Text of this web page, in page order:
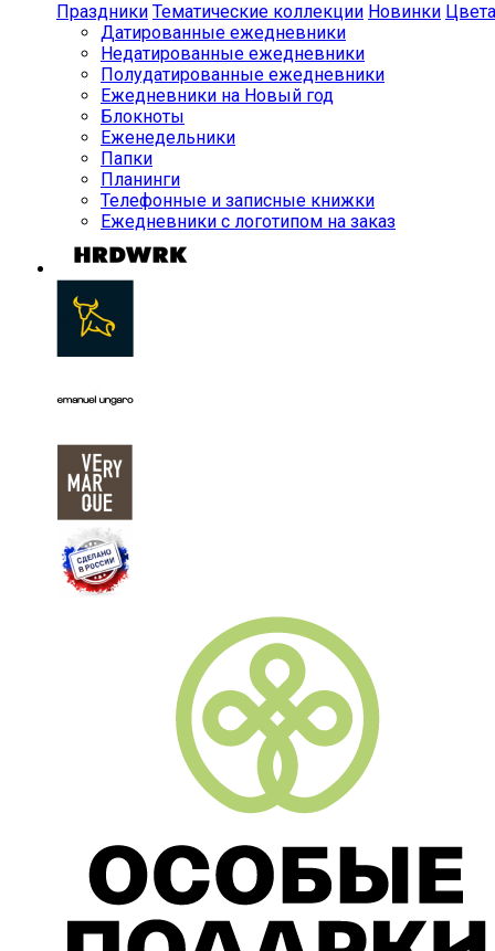
Праздники Тематические коллекции Новинки Цвета
Датированные ежедневники
Недатированные ежедневники
Полудатированные ежедневники
Ежедневники на Новый год
Блокноты
Еженедельники
Папки
Планинги
Телефонные и записные книжки
Ежедневники с логотипом на заказ